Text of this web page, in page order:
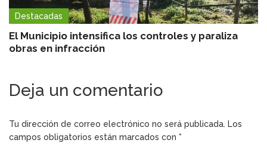
Destacadas
El Municipio intensifica los controles y paraliza
obras en infracción
Deja un comentario
Tu dirección de correo electrónico no será publicada. Los
campos obligatorios están marcados con *